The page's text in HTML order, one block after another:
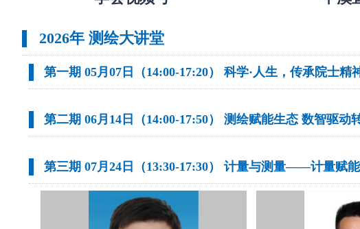
2026年 测绘大讲堂
第一期 05月07日（14:00-17:20） 科学·人生，传承院士精
第二期 06月14日（14:00-17:50） 测绘赋能生态 数智驱动
第三期 07月24日（13:30-17:30） 计量与测量——计量赋